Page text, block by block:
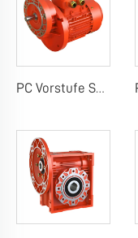
PC Vorstufe Schneckenradgetriebe